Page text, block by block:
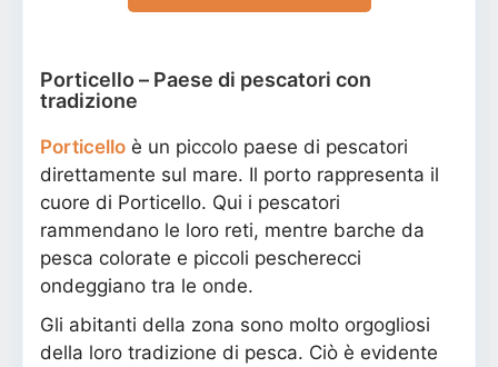
Porticello – Paese di pescatori con
tradizione
Porticello è un piccolo paese di pescatori
direttamente sul mare. Il porto rappresenta il
cuore di Porticello. Qui i pescatori
rammendano le loro reti, mentre barche da
pesca colorate e piccoli pescherecci
ondeggiano tra le onde.
Gli abitanti della zona sono molto orgogliosi
della loro tradizione di pesca. Ciò è evidente